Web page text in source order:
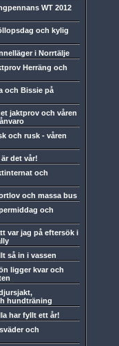
WT 2012
och kylig
i Norrtälje
Herräng och
och Bissie på
jaktprov och våren
och rusk - våren
är det vår!
och
och massa bus
och
var jag på eftersök i
så in i vassen
ligger kvar och
hundträning
har fyllt ett år!
och